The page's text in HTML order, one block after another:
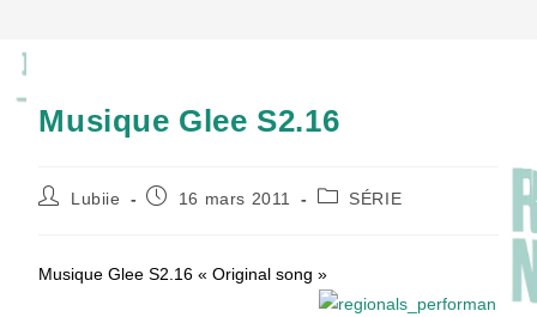
Musique Glee S2.16
Auteur/autrice
Lubiie
Publication
16 mars 2011
PostSÉRIE
Musique Glee S2.16 « Original song »